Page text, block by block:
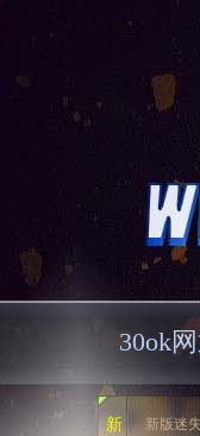
30ok
新
新版迷失